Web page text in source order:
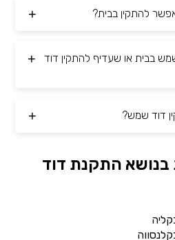
להתקין בבית?
בבית או שעדיף להתקין דוד
דוד שמש?
בנושא התקנת דוד